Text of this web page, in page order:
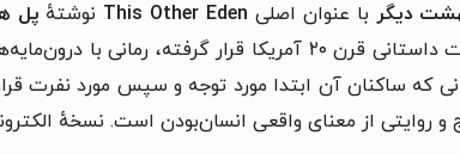
دیگر با عنوان اصلی This Other Eden نوشتهٔ پل
دستهٔ ادبیات داستانی قرن ۲۰ آمریکا قرار
که ساکنان آن ابتدا مورد توجه و سپس مورد نفرت
روایتی از معنای واقعی انسان‌بودن است. نسخهٔ